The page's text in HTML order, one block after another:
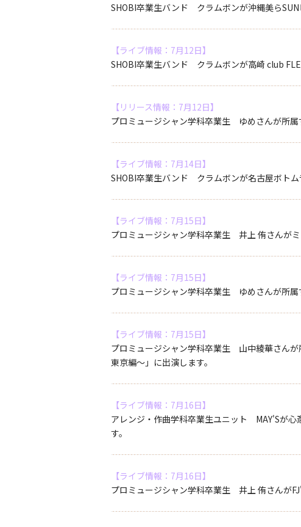
SHOBI卒業生バンド クラムボンが沖縄美らSUN
【ライブ情報：7月12日】
SHOBI卒業生バンド クラムボンが高崎 club
【リリース情報：7月12日】
プロミュージシャン学科卒業生 ゆめさんが所
【ライブ情報：7月14日】
SHOBI卒業生バンド クラムボンが名古屋ボト
【ライブ情報：7月15日】
プロミュージシャン学科卒業生 井上 侑さんが
【ライブ情報：7月15日】
プロミュージシャン学科卒業生 ゆめさんが所
【ライブ情報：7月15日】
プロミュージシャン学科卒業生 山中綾華さん
東京編～」に出演します。
【ライブ情報：7月16日】
アレンジ・作曲学科卒業生ユニット MAY'Sが
す。
【ライブ情報：7月16日】
プロミュージシャン学科卒業生 井上 侑さんが